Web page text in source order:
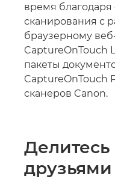
время
сканирования с
браузерному
CaptureOnTouch
пакеты
CaptureOnTouch
сканеров Canon.
друзьями